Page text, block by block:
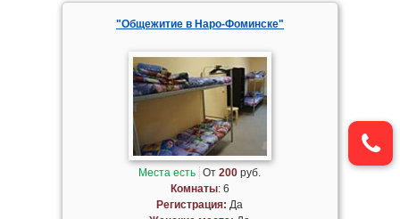
"Общежитие в Наро-Фоминске"
Места есть От200 руб.
Комнаты: 6
Регистрация: Да